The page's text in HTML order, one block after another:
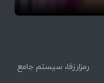
رمزارزفا، سیستم جامع